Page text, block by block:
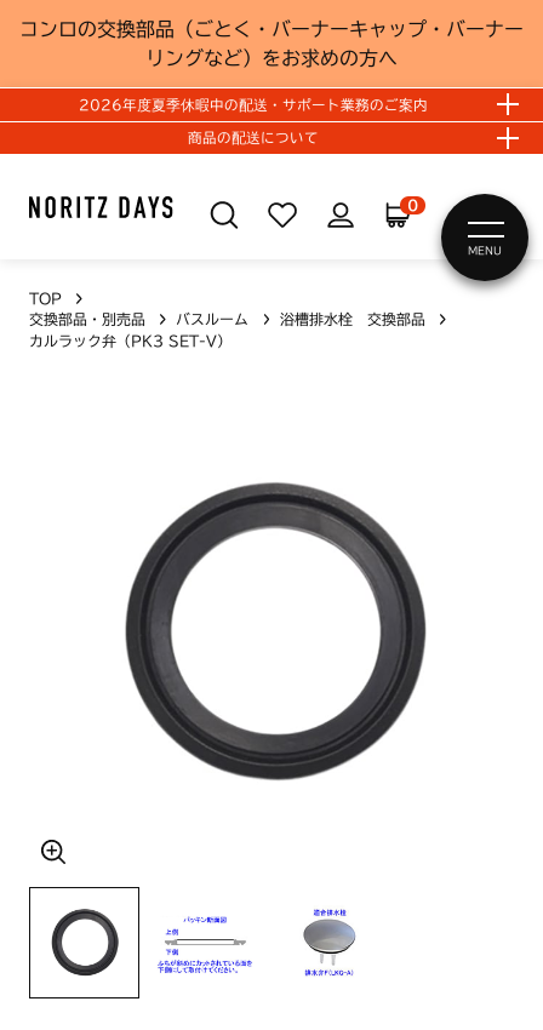
コンロの交換部品（ごとく・バーナーキャップ・バーナー
リングなど）をお求めの方へ
2026年度夏季休暇中の配送・サポート業務のご案内
商品の配送について
0
MENU
TOP
交換部品・別売品
バスルーム
浴槽排水栓 交換部品
カルラック弁（PK3 SET-V）